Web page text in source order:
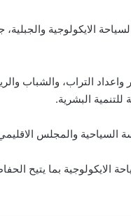
الايكولوجية
التراب، والشباب
البشرية.
السياحية والمجلس
بما يتيح